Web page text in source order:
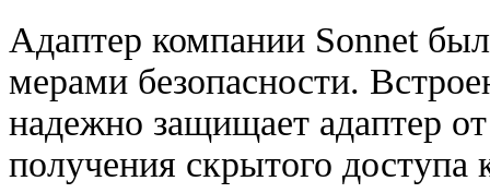
Адаптер компании Sonnet
мерами безопасности.
надежно защищает адаптер
получения скрытого